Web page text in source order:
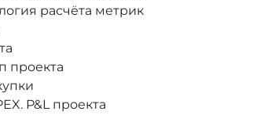
расчёта метрик
проекта
P&L проекта